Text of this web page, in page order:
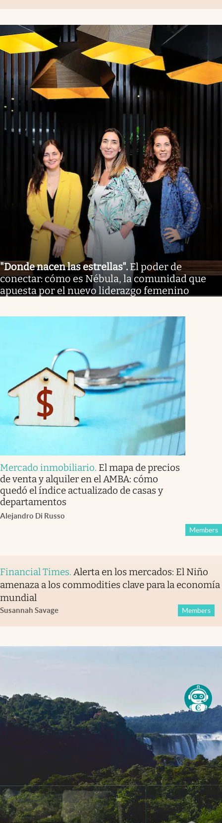
"Donde nacen las estrellas". El poder de
conectar: cómo es Nébula, la comunidad que
apuesta por el nuevo liderazgo femenino
Mercado inmobiliario. El mapa de precios
de venta y alquiler en el AMBA: cómo
quedó el índice actualizado de casas y
departamentos
Alejandro Di Russo
Members
Financial Times. Alerta en los mercados: El Niño
amenaza a los commodities clave para la economía
mundial
Susannah Savage Members